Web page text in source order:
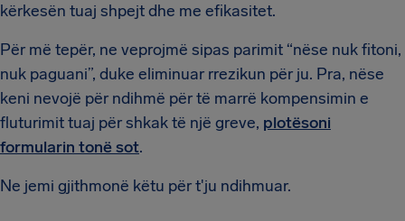
kërkesën tuaj shpejt dhe me efikasitet.
Për më tepër, ne veprojmë sipas parimit “nëse nuk fitoni,
nuk paguani”, duke eliminuar rrezikun për ju. Pra, nëse
keni nevojë për ndihmë për të marrë kompensimin e
fluturimit tuaj për shkak të një greve, plotësoni
formularin tonë sot.
Ne jemi gjithmonë këtu për t'ju ndihmuar.